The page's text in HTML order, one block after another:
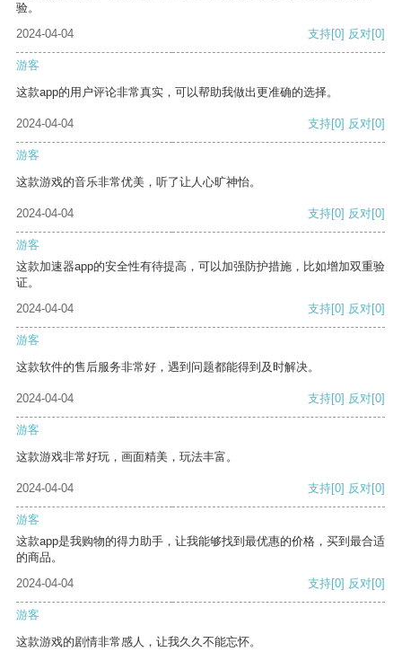
验。
2024-04-04
支持[0] 反对[0]
游客
这款app的用户评论非常真实，可以帮助我做出更准确的选择。
2024-04-04 支持[0] 反对[0]
游客
这款游戏的音乐非常优美，听了让人心旷神怡。
2024-04-04 支持[0] 反对[0]
游客
这款加速器app的安全性有待提高，可以加强防护措施，比如增加双重验
证。
2024-04-04
支持[0] 反对[0]
游客
这款软件的售后服务非常好，遇到问题都能得到及时解决。
2024-04-04 支持[0] 反对[0]
游客
这款游戏非常好玩，画面精美，玩法丰富。
2024-04-04 支持[0] 反对[0]
游客
这款app是我购物的得力助手，让我能够找到最优惠的价格，买到最合适
的商品。
2024-04-04
支持[0] 反对[0]
游客
这款游戏的剧情非常感人，让我久久不能忘怀。